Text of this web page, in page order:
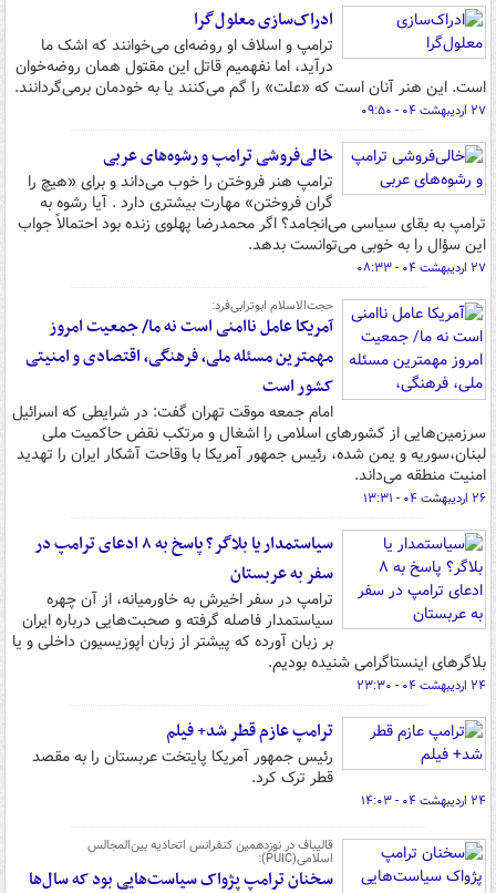
ادراک‌سازی معلول‌گرا
ترامپ و اسلاف او روضه‌ای می‌خوانند که اشک ما
درآید، اما نفهمیم قاتل این مقتول همان روضه‌خوان
است. این هنر آنان است که «علت» را گم می‌کنند یا به خودمان برمی‌گردانند.
۲۷ اردیبهشت ۰۴ - ۰۹:۵۰
خالی‌فروشی ترامپ و رشوه‌های عربی
ترامپ هنر فروختن را خوب می‌داند و برای «هیچ را
گران فروختن» مهارت بیشتری دارد . آیا رشوه به
ترامپ به بقای سیاسی می‌انجامد؟ اگر محمدرضا پهلوی زنده بود احتمالاً جواب
این سؤال را به خوبی می‌توانست بدهد.
۲۷ اردیبهشت ۰۴ - ۰۸:۳۳
حجت‌الاسلام ابوترابی‌فرد:
آمریکا عامل ناامنی است نه ما/ جمعیت امروز
مهمترین مسئله ملی، فرهنگی، اقتصادی و امنیتی
کشور است
امام جمعه موقت تهران گفت: در شرایطی که اسرائیل
سرزمین‌هایی از کشورهای اسلامی را اشغال و مرتکب نقض حاکمیت ملی
لبنان،سوریه و یمن شده، رئیس جمهور آمریکا با وقاحت آشکار ایران را تهدید
امنیت منطقه می‌داند.
۲۶ اردیبهشت ۰۴ - ۱۳:۳۱
سیاستمدار یا بلاگر؟ پاسخ به ۸ ادعای ترامپ در
سفر به عربستان
ترامپ در سفر اخیرش به خاورمیانه، از آن چهره
سیاستمدار فاصله گرفته و صحبت‌هایی درباره ایران
بر زبان آورده که پیشتر از زبان اپوزیسیون داخلی و یا
بلاگرهای اینستاگرامی شنیده بودیم.
۲۴ اردیبهشت ۰۴ - ۲۳:۳۰
ترامپ عازم قطر شد+ فیلم
رئیس جمهور آمریکا پایتخت عربستان را به مقصد
قطر ترک کرد.
۲۴ اردیبهشت ۰۴ - ۱۴:۰۳
قالیباف در نوزدهمین کنفرانس اتحادیه بین‌المجالس
اسلامی(PUIC):
سخنان ترامپ پژواک سیاست‌هایی بود که سال‌ها